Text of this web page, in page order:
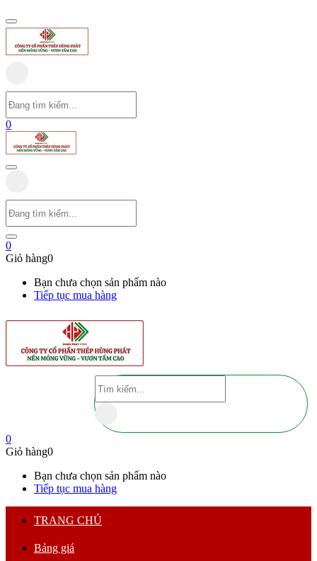
0
0
Giỏ hàng0
Bạn chưa chọn sản phẩm nào
Tiếp tục mua hàng
0
Giỏ hàng0
Bạn chưa chọn sản phẩm nào
Tiếp tục mua hàng
TRANG CHỦ
Bảng giá